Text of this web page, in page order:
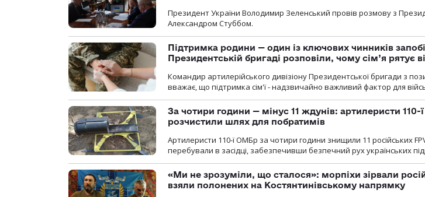
Президент України Володимир Зеленський провів розмову з
Александром Стуббом.
Підтримка родини — один із ключових чинників
Президентській бригаді розповіли, чому сім’я рятує
Командир артилерійського дивізіону Президентської бригади з
вважає, що підтримка сім'ї - надзвичайно важливий фактор для
За чотири години — мінус 11 ждунів: артилеристи 110-
розчистили шлях для побратимів
Артилеристи 110-ї ОМБр за чотири години знищили 11 російських
перебували в засідці, забезпечивши безпечний рух українських
«Ми не зрозуміли, що сталося»: морпіхи зірвали
взяли полонених на Костянтинівському напрямку